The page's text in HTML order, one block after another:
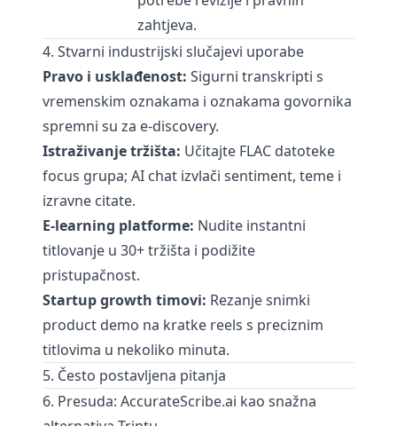
zahtjeva.
4. Stvarni industrijski slučajevi uporabe
Pravo i usklađenost: Sigurni transkripti s
vremenskim oznakama i oznakama govornika
spremni su za e-discovery.
Istraživanje tržišta: Učitajte FLAC datoteke
focus grupa; AI chat izvlači sentiment, teme i
izravne citate.
E-learning platforme: Nudite instantni
titlovanje u 30+ tržišta i podižite
pristupačnost.
Startup growth timovi: Rezanje snimki
product demo na kratke reels s preciznim
titlovima u nekoliko minuta.
5. Često postavljena pitanja
6. Presuda: AccurateScribe.ai kao snažna